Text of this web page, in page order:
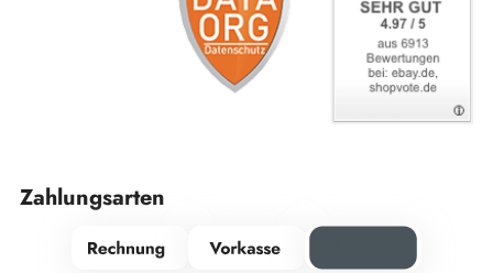
Zahlungsarten